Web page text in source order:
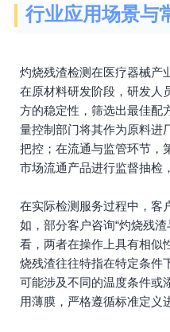
行业应用场景与
灼烧残渣检测在医疗器械产
在原材料研发阶段，研发人
方的稳定性，筛选出最佳配
量控制部门将其作为原料进
把控；在流通与监管环节，
市场流通产品进行监督抽检
在实际检测服务过程中，客
如，部分客户咨询“灼烧残
看，两者在操作上具有相似
烧残渣往往特指在特定条件
可能涉及不同的温度条件或
用薄膜，严格遵循标准定义